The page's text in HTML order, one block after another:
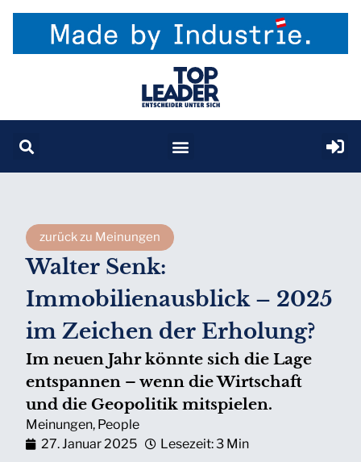
zurück zu Meinungen
Walter Senk:
Immobilienausblick – 2025
im Zeichen der Erholung?
Im neuen Jahr könnte sich die Lage
entspannen – wenn die Wirtschaft
und die Geopolitik mitspielen.
Meinungen, People
27. Januar 2025
Lesezeit: 3 Min